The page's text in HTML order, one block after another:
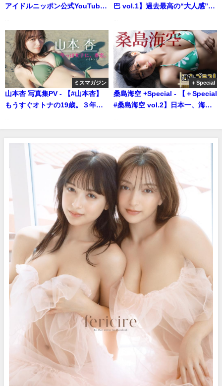
アイドルニッポン公式YouTube
巴 vol.1】過去最高の“大人感”！
(Apr 01, 2026) | 週プレ
Channel【集英社 週刊プレイボ
ーイ公式】さんより
ミスマガジン
山本杏 写真集PV - 【#山本杏】
もうすぐオトナの19歳。３年ぶ
写真集『今っぽ女子に、春
恋。』好評発売中！ An
Yamamoto (Feb 03, 2026) | 週
プレChannel【集英社 週刊プレ
イボーイ公式】さんより
＋Special
桑島海空 +Special - 【＋Special
#桑島海空 vol.2】日本一、海と
使が「プラス！」降臨!! ＜2023
年10月前期＞―Miku
Kuwajima（2023年10月08日） |
週プレChannel【集英社 週刊プ
レイボーイ公式】さんより